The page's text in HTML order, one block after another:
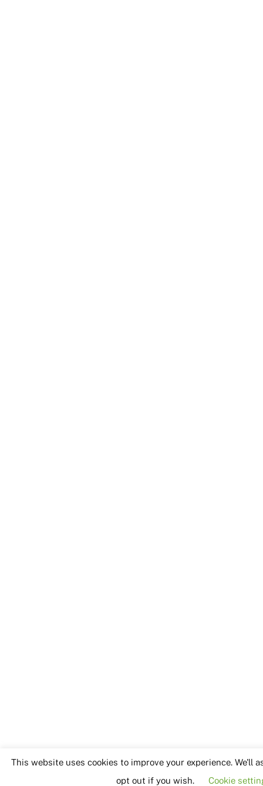
This website uses cookies to improve your experience. We'll
opt out if you wish.
Cookie